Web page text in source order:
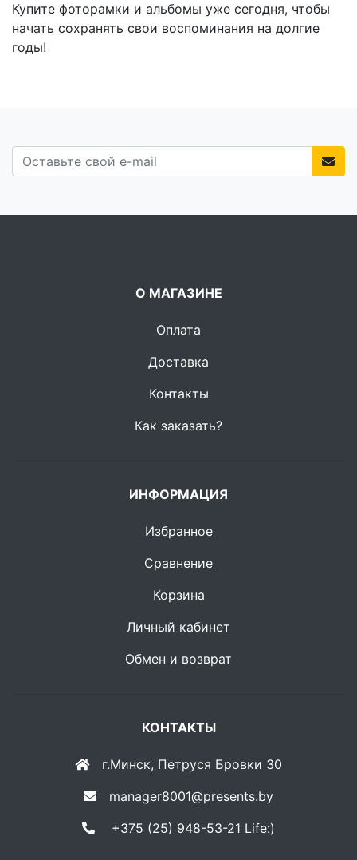
Купите фоторамки и альбомы уже сегодня, чтобы
начать сохранять свои воспоминания на долгие
годы!
О МАГАЗИНЕ
Оплата
Доставка
Контакты
Как заказать?
ИНФОРМАЦИЯ
Избранное
Сравнение
Корзина
Личный кабинет
Обмен и возврат
КОНТАКТЫ
г.Минск, Петруся Бровки 30
manager8001@presents.by
+375 (25) 948-53-21 Life:)